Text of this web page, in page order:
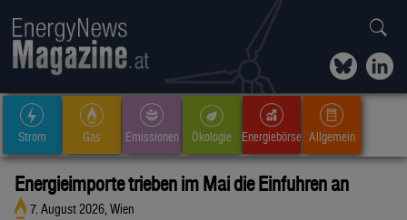
Strom Gas Emissionen Ökologie Energiebörse Allgemein
Energieimporte trieben im Mai die Einfuhren an
7. August 2026, Wien